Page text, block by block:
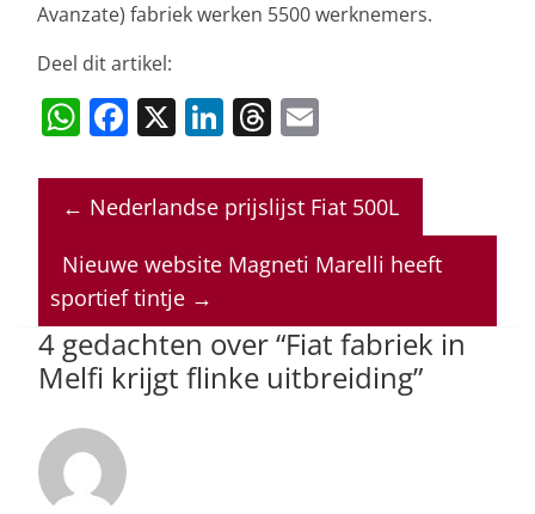
Avanzate) fabriek werken 5500 werknemers.
Deel dit artikel:
W
at
s
A
p
p
F
c
e
b
o
o
k
X Li
k
e
dI
T
re
a
d
ai
l
← Nederlandse prijslijst Fiat 500L
Nieuwe website Magneti Marelli heeft
sportief tintje →
4 gedachten over “Fiat fabriek in
Melfi krijgt flinke uitbreiding”